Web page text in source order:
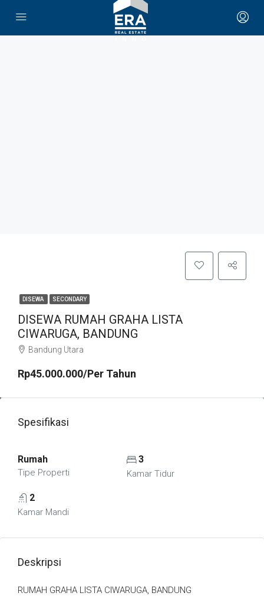
DISEWA SECONDARY
DISEWA RUMAH GRAHA LISTA
CIWARUGA, BANDUNG
Bandung Utara
Rp45.000.000/Per Tahun
Spesifikasi
Rumah
Tipe Properti
3
Kamar Tidur
2
Kamar Mandi
Deskripsi
RUMAH GRAHA LISTA CIWARUGA, BANDUNG